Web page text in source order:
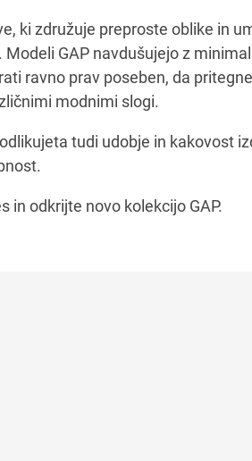
ki združuje preproste oblike in
GAP navdušujejo z
ravno prav poseben, da
modnimi slogi.
tudi udobje in kakovost
in odkrijte novo kolekcijo GAP.